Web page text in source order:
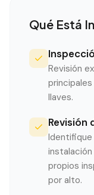
Qué Está
Revisión
llaves.
Revisión
propios
por alto.